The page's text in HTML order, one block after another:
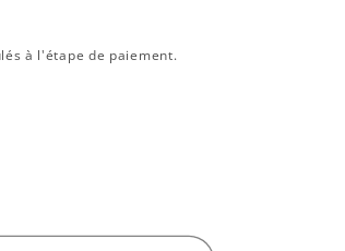
n
à l'étape de paiement.